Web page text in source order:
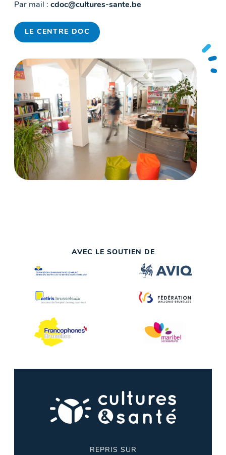
Par mail : cdoc@cultures-sante.be
LE CENTRE DOC
AVEC LE SOUTIEN DE
REPRIS SUR